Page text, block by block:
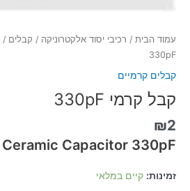
עמוד הבית / רכיבי יסוד אלקטרוניקה / קבלים /
330pF
קבלים קרמיים
קבל קרמי 330pF
₪2
Ceramic Capacitor 330pF
זמינות: קיים במלאי